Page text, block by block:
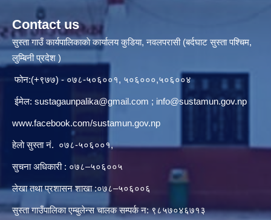
Contact us
सुस्ता गाउँ कार्यपालिकाकाे कार्यालय कुडिया, नवलपरासी (बर्दघाट सुस्ता पश्चिम,
लुम्बिनी प्रदेश )
फोन:(+९७७) - ०७८-५०६००१, ५०६०००,५०६००४
ईमेल: sustagaunpalika@gmail.com ; info@sustamun.gov.np
www.facebook.com/sustamun.gov.np
हेलाे सुस्ता नं. ०७८-५०६००१,
सुचना अधिकारी : ०७८–५०६००५
लेखा तथा प्रशासन शाखा :०७८–५०६००६
सुस्ता गाउँपालिका एम्बुलेन्स चालक सम्पर्क न‌‍: ९८५७०४६७१३